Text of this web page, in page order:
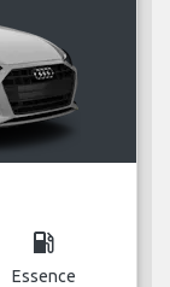
local_gas_station
Essence